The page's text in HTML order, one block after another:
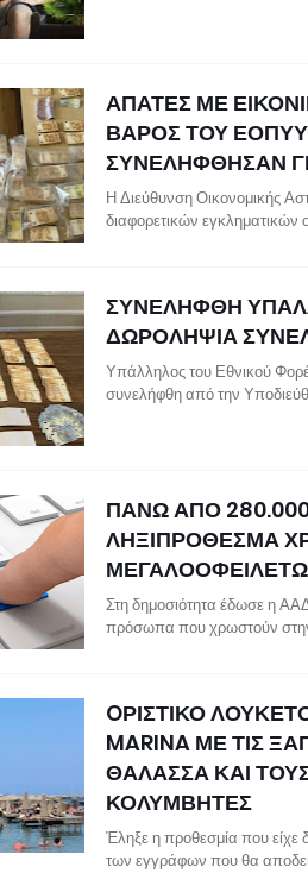
ΑΠΑΤΕΣ ΜΕ
ΒΑΡΟΣ ΤΟΥ
ΣΥΝΕΛΗΦΘΗΣΑΝ
Η Διεύθυνση Οικονομικής
διαφορετικών
ΣΥΝΕΛΗΦΘΗ
ΔΩΡΟΛΗΨΙΑ
Υπάλληλος του Εθνικού
συνελήφθη από την
ΠΑΝΩ ΑΠΟ
ΛΗΞΙΠΡΟΘΕΣΜΑ
Στη δημοσιότητα έδωσε η
πρόσωπα που χρωστούν
OΡΙΣΤΙΚΟ
MARINA ΜΕ ΤΙΣ
ΘΑΛΑΣΣΑ ΚΑΙ
ΚΟΛΥΜΒΗΤΕΣ
Έληξε η προθεσμία που είχε
των εγγράφων που θα